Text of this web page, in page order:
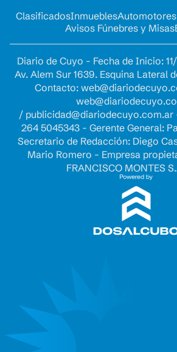
ClasificadosInmueblesAutomotores
Avisos Fúnebres y Misas
Diario de Cuyo - Fecha de Inicio:
Av. Alem Sur 1639. Esquina Lateral
Contacto:
/ publicidad@diariodecuyo.com.ar
264 5045343 - Gerente General:
Secretario de Redacción: Diego
Mario Romero - Empresa
FRANCISCO MONTES